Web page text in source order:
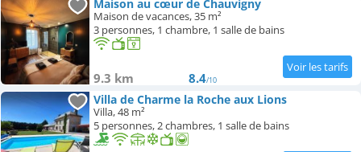
Maison au cœur de Chauvigny
Maison de vacances, 35 m²
3 personnes, 1 chambre, 1 salle de bains
9.3 km 8.4/10
Villa de Charme la Roche aux Lions
Villa, 48 m²
5 personnes, 2 chambres, 1 salle de bains